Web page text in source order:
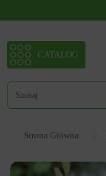
CATALOG
Strona Główna